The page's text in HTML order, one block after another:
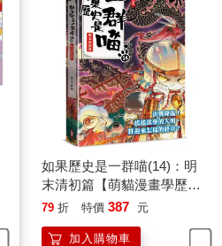
如果歷史是一群喵(14)：明
末清初篇【萌貓漫畫學歷
史】
79 折 特價 387 元
加入購物車